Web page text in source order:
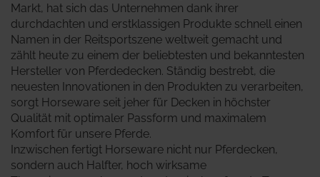
Markt, hat sich das Unternehmen dank ihrer
durchdachten und erstklassigen Produkte schnell einen
Namen in der Reitsportszene weltweit gemacht und
zählt heute zu einem der beliebtesten und bekanntesten
Hersteller von Pferdedecken. Ständig bestrebt, die
neuesten Innovationen in den Produkten zu verarbeiten,
sorgt Horseware seit jeher für Decken in höchster
Qualität mit optimaler Passform und maximalem
Komfort für unsere Pferde.
Inzwischen fertigt Horseware nicht nur Pferdecken,
sondern auch Halfter, hoch wirksame